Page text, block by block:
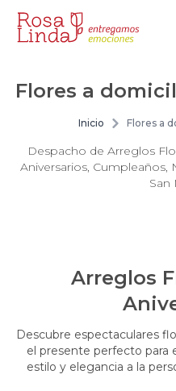
Flores a
Inicio Flores a
Despacho de Arreglos
Aniversarios,
San
Arreglos
Descubre espectaculares
el presente perfecto para
estilo y elegancia a la